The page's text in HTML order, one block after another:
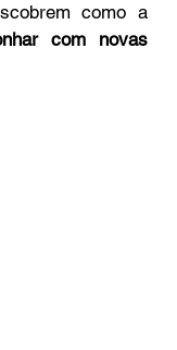
como a
com novas